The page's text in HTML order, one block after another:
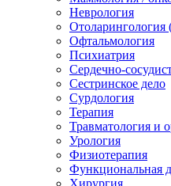
Неврология
Офтальмология
Психиатрия
Сердечно-
Сестринское дело
Сурдология
Терапия
Травматология и
Урология
Физиотерапия
Функциональная
Хирургия